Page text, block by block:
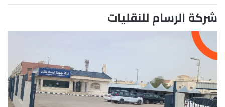
شركة الرسام للنقليات